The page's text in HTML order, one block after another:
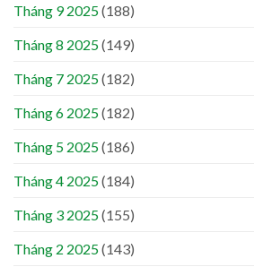
Tháng 9 2025(188)
Tháng 8 2025(149)
Tháng 7 2025(182)
Tháng 6 2025(182)
Tháng 5 2025(186)
Tháng 4 2025(184)
Tháng 3 2025(155)
Tháng 2 2025(143)